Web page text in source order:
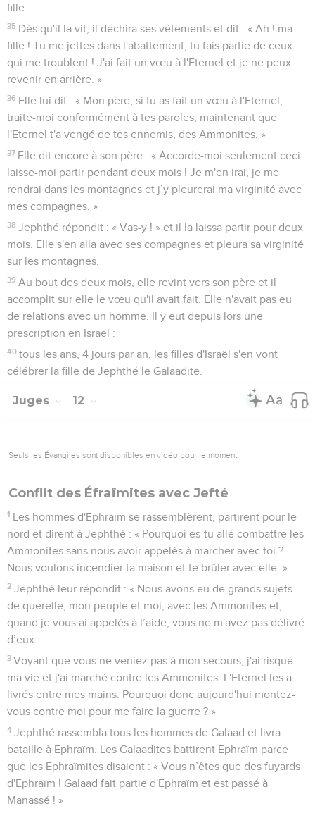
fille.
35 Dès qu'il la vit, il déchira ses vêtements et dit : « Ah ! ma
fille ! Tu me jettes dans l'abattement, tu fais partie de ceux
qui me troublent ! J'ai fait un vœu à l'Eternel et je ne peux
revenir en arrière. »
36 Elle lui dit : « Mon père, si tu as fait un vœu à l'Eternel,
traite-moi conformément à tes paroles, maintenant que
l'Eternel t'a vengé de tes ennemis, des Ammonites. »
37 Elle dit encore à son père : « Accorde-moi seulement ceci :
laisse-moi partir pendant deux mois ! Je m'en irai, je me
rendrai dans les montagnes et j’y pleurerai ma virginité avec
mes compagnes. »
38 Jephthé répondit : « Vas-y ! » et il la laissa partir pour deux
mois. Elle s'en alla avec ses compagnes et pleura sa virginité
sur les montagnes.
39 Au bout des deux mois, elle revint vers son père et il
accomplit sur elle le vœu qu'il avait fait. Elle n'avait pas eu
de relations avec un homme. Il y eut depuis lors une
prescription en Israël :
40 tous les ans, 4 jours par an, les filles d'Israël s'en vont
célébrer la fille de Jephthé le Galaadite.
Juges 12
Seuls les Évangiles sont disponibles en vidéo pour le moment.
Conflit des Éfraïmites avec Jefté
1 Les hommes d'Ephraïm se rassemblèrent, partirent pour le
nord et dirent à Jephthé : « Pourquoi es-tu allé combattre les
Ammonites sans nous avoir appelés à marcher avec toi ?
Nous voulons incendier ta maison et te brûler avec elle. »
2 Jephthé leur répondit : « Nous avons eu de grands sujets
de querelle, mon peuple et moi, avec les Ammonites et,
quand je vous ai appelés à l’aide, vous ne m'avez pas délivré
d’eux.
3 Voyant que vous ne veniez pas à mon secours, j'ai risqué
ma vie et j'ai marché contre les Ammonites. L'Eternel les a
livrés entre mes mains. Pourquoi donc aujourd'hui montez-
vous contre moi pour me faire la guerre ? »
4 Jephthé rassembla tous les hommes de Galaad et livra
bataille à Ephraïm. Les Galaadites battirent Ephraïm parce
que les Ephraïmites disaient : « Vous n’êtes que des fuyards
d'Ephraïm ! Galaad fait partie d'Ephraïm et est passé à
Manassé ! »